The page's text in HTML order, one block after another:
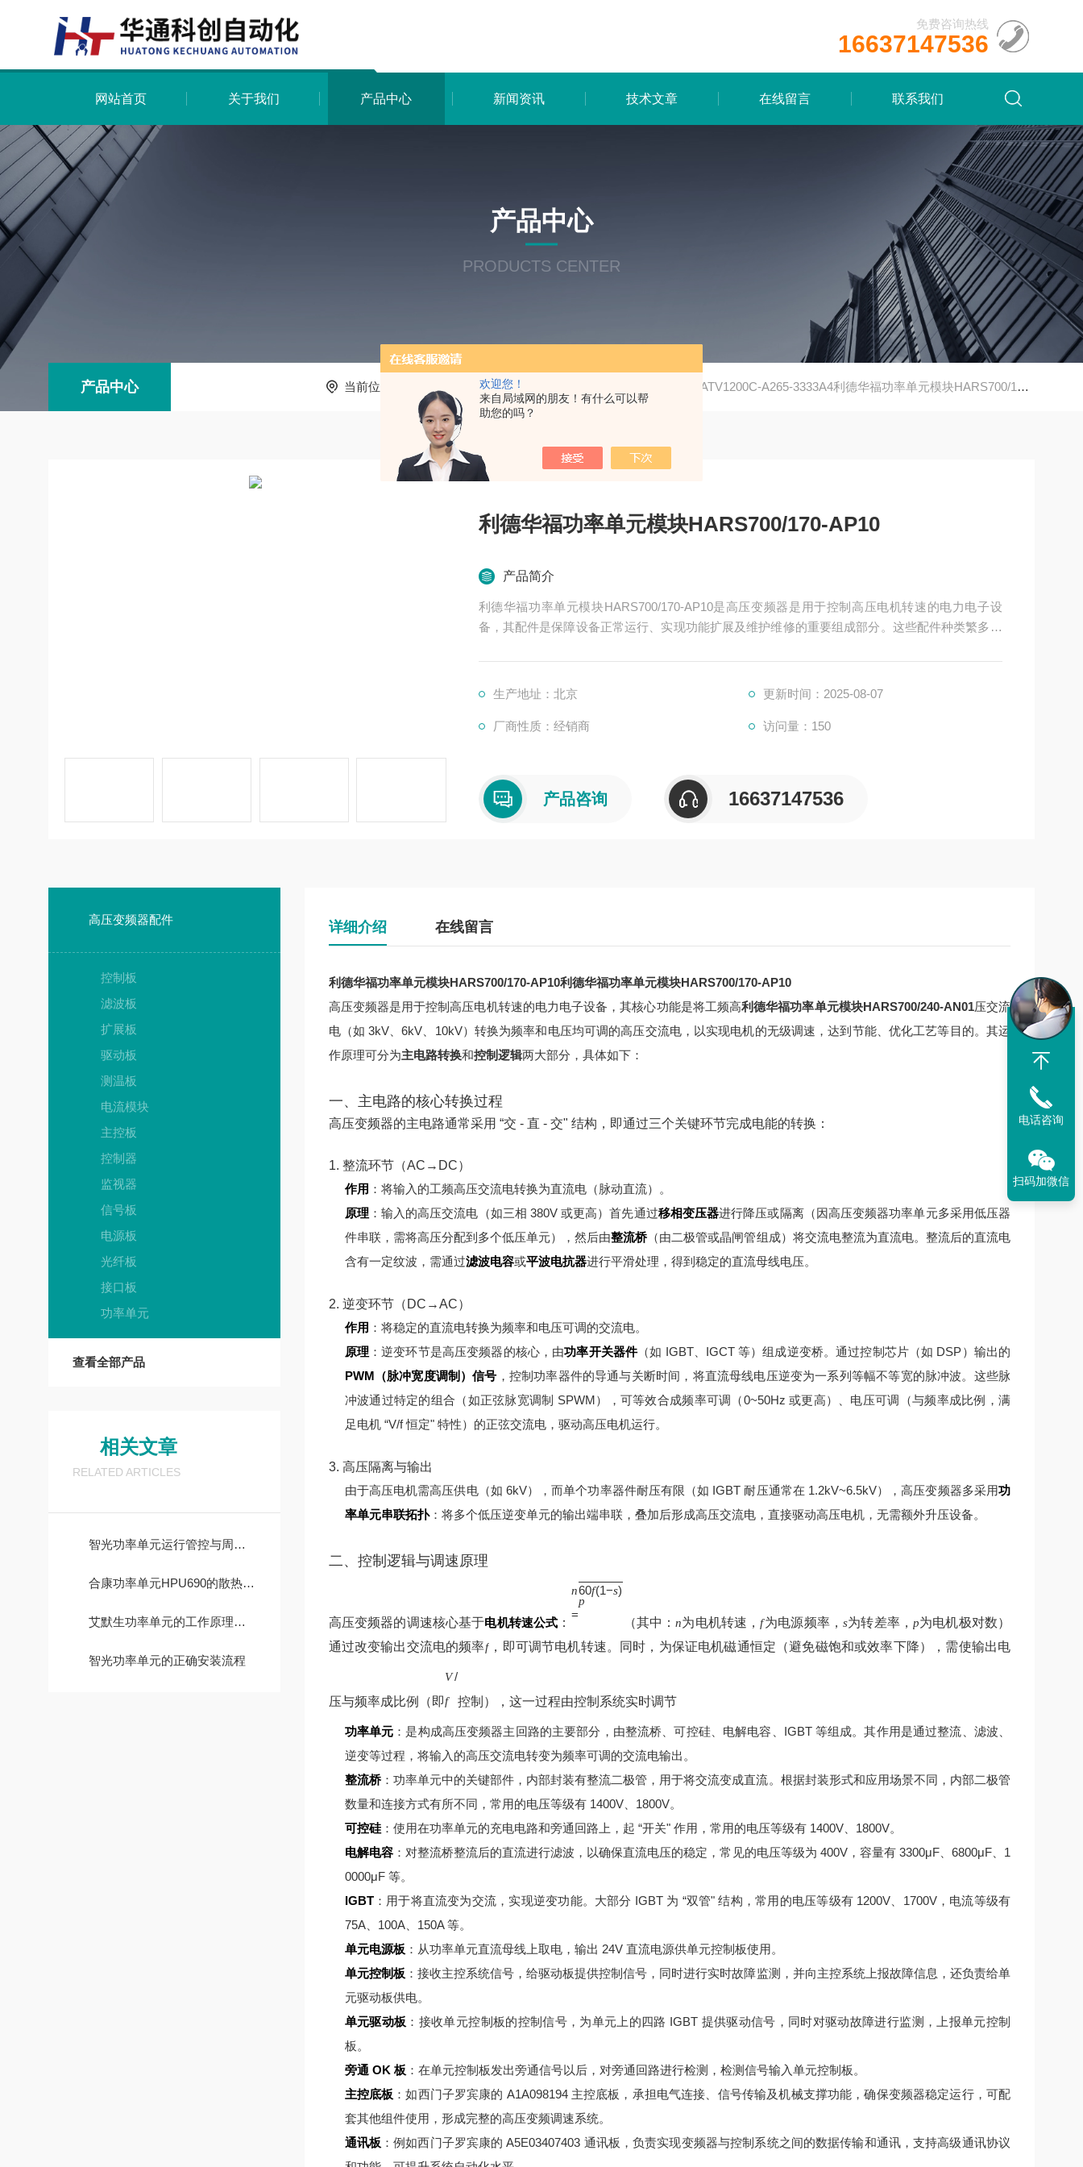
欢迎您！
来自局域网的朋友！有什么可以帮
助您的吗？
免费咨询热线
16637147536
网站首页 关于我们 产品中心 新闻资讯 技术文章 在线留言 联系我们
产品中心
PRODUCTS CENTER
产品中心 当前位置： 产品中心 ATV1200C-A265-3333A4利德华福功率单元模块HARS700/170-AP10
利德华福功率单元模块HARS700/170-AP10
产品简介
利德华福功率单元模块HARS700/170-AP10是高压变频器是用于控制高压电机转速的电力电子设
备，其配件是保障设备正常运行、实现功能扩展及维护维修的重要组成部分。这些配件种类繁多，
生产地址：北京 更新时间：2025-08-07
厂商性质：经销商 访问量：150
产品咨询 16637147536
高压变频器配件
控制板
滤波板
扩展板
驱动板
测温板
电流模块
主控板
控制器
监视器
信号板
电源板
光纤板
接口板
功率单元
查看全部产品
相关文章
RELATED ARTICLES
智光功率单元运行管控与周期养护实操解析
合康功率单元HPU690的散热设计原理
艾默生功率单元的工作原理与应用领域深度解析
智光功率单元的正确安装流程
详细介绍 在线留言
利德华福功率单元模块HARS700/170-AP10利德华福功率单元模块HARS700/170-AP10
高压变频器是用于控制高压电机转速的电力电子设备，其核心功能是将工频高利德华福功率单元模块HARS700/240-AN01压交流
电（如 3kV、6kV、10kV）转换为频率和电压均可调的高压交流电，以实现电机的无级调速，达到节能、优化工艺等目的。其运
作原理可分为主电路转换和控制逻辑两大部分，具体如下：
一、主电路的核心转换过程
高压变频器的主电路通常采用 “交 - 直 - 交" 结构，即通过三个关键环节完成电能的转换：
1. 整流环节（AC→DC）
作用 ：将输入的工频高压交流电转换为直流电（脉动直流）。
原理： 输入的高压交流电（如三相 380V 或更高）首先通过移相变压器进行降压或隔离（因高压变频器功率单元多采用低压器
件串联，需将高压分配到多个低压单元），然后由整流桥（由二极管或晶闸管组成）将交流电整流为直流电。 整流后的直流电
含有一定纹波，需通过滤波电容或平波电抗器进行平滑处理，得到稳定的直流母线电压。
2. 逆变环节（DC→AC）
作用 ：将稳定的直流电转换为频率和电压可调的交流电。
原理：逆变环节是高压变频器的核心，由功率开关器件（如 IGBT、IGCT 等）组成逆变桥。通过控制芯片（如 DSP）输出的
PWM（脉冲宽度调制）信号 ，控制功率器件的导通与关断时间，将直流母线电压逆变为一系列等幅不等宽的脉冲波。 这些脉
冲波通过特定的组合（如正弦脉宽调制 SPWM），可等效合成频率可调（0~50Hz 或更高）、电压可调（与频率成比例，满
足电机 “V/f 恒定" 特性）的正弦交流电，驱动高压电机运行。
3. 高压隔离与输出
由于高压电机需高压供电（如 6kV），而单个功率器件耐压有限（如 IGBT 耐压通常在 1.2kV~6.5kV），高压变频器多采用功
率单元串联拓扑：将多个低压逆变单元的输出端串联，叠加后形成高压交流电，直接驱动高压电机，无需额外升压设备。
二、控制逻辑与调速原理
高压变频器的调速核心基于电机转速公式 ：
n
=
p
60f(1−s)
（其中：n为电机转速，f为电源频率，s为转差率， p为电机极对数）
通过改变输出交流电的频率f ，即可调节电机转速。同时，为保证电机磁通恒定（避免磁饱和或效率下降），需使输出电
压与频率成比例（即
V /
f 控制），这一过程由控制系统实时调节
功率单元 ：是构成高压变频器主回路的主要部分，由整流桥、可控硅、电解电容、IGBT 等组成。其作用是通过整流、滤波、
逆变等过程，将输入的高压交流电转变为频率可调的交流电输出。
整流桥：功率单元中的关键部件，内部封装有整流二极管，用于将交流变成直流。根据封装形式和应用场景不同，内部二极管
数量和连接方式有所不同，常用的电压等级有 1400V、1800V。
可控硅：使用在功率单元的充电电路和旁通回路上，起 “开关" 作用，常用的电压等级有 1400V、1800V。
电解电容：对整流桥整流后的直流进行滤波，以确保直流电压的稳定，常见的电压等级为 400V，容量有 3300μF、6800μF、1
0000μF 等。
IGBT：用于将直流变为交流，实现逆变功能。大部分 IGBT 为 “双管" 结构，常用的电压等级有 1200V、1700V，电流等级有
75A、100A、150A 等。
单元电源板 ：从功率单元直流母线上取电，输出 24V 直流电源供单元控制板使用。
单元控制板 ：接收主控系统信号，给驱动板提供控制信号，同时进行实时故障监测，并向主控系统上报故障信息，还负责给单
元驱动板供电。
单元驱动板 ：接收单元控制板的控制信号，为单元上的四路 IGBT 提供驱动信号，同时对驱动故障进行监测，上报单元控制
板。
旁通 OK 板 ：在单元控制板发出旁通信号以后，对旁通回路进行检测，检测信号输入单元控制板。
主控底板 ：如西门子罗宾康的 A1A098194 主控底板，承担电气连接、信号传输及机械支撑功能，确保变频器稳定运行，可配
套其他组件使用，形成完整的高压变频调速系统。
通讯板 ：例如西门子罗宾康的 A5E03407403 通讯板，负责实现变频器与控制系统之间的数据传输和通讯，支持高级通讯协议
电话咨询
扫码加微信